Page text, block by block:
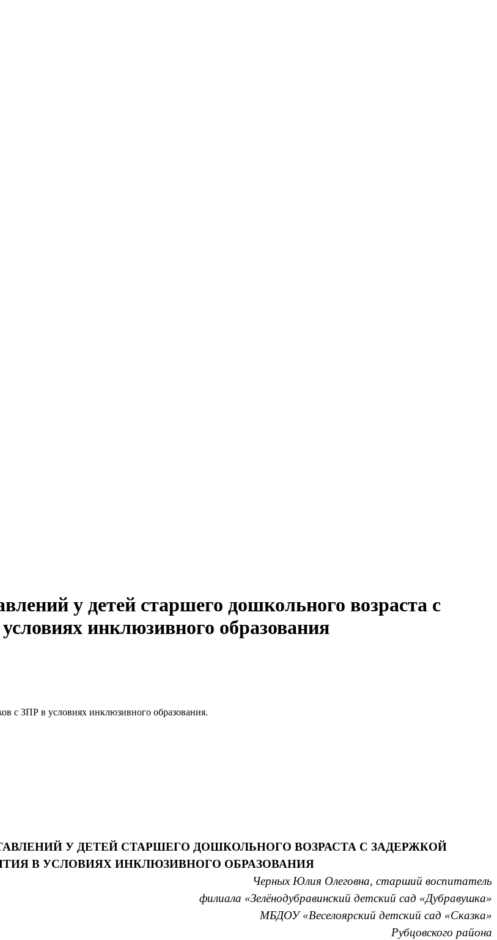
у детей старшего дошкольного возраста с
инклюзивного образования
с ЗПР в условиях инклюзивного образования.
У ДЕТЕЙ СТАРШЕГО ДОШКОЛЬНОГО ВОЗРАСТА С ЗАДЕРЖКОЙ
В УСЛОВИЯХ ИНКЛЮЗИВНОГО ОБРАЗОВАНИЯ
Черных Юлия Олеговна, старший воспитатель
филиала «Зелёнодубравинский детский сад «Дубравушка»
МБДОУ «Веселоярский детский сад «Сказка»
Рубцовского района